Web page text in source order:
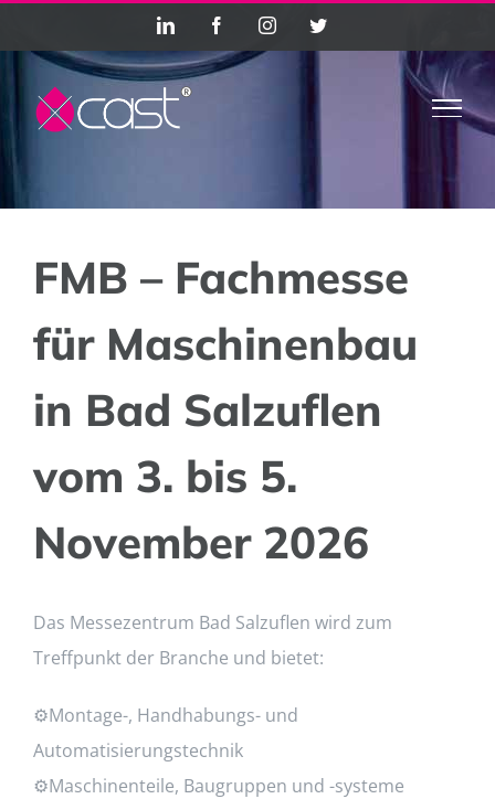
Inhalt
springen
LinkedIn FacebookInstagramTwitter
FMB – Fachmesse
für Maschinenbau
in Bad Salzuflen
vom 3. bis 5.
November 2026
Das Messezentrum Bad Salzuflen wird zum
Treffpunkt der Branche und bietet:
⚙Montage-, Handhabungs- und
Automatisierungstechnik
⚙Maschinenteile, Baugruppen und -systeme